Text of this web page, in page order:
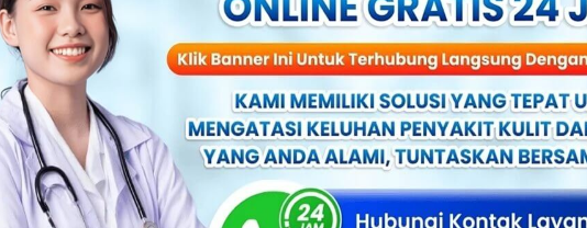
dokter perlu mengetahui terlebih dahulu apa yang menjadi
pemeriksaan, baik secara fisik maupun beberapa tes lain
diagnosis.
akurat, dokter akan memberikan penanganan sesuai dengan